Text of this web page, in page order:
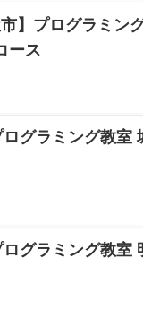
市】プログラミン
ース
ログラミング教
ログラミング教